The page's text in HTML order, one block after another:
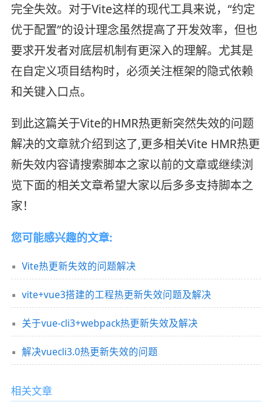
完全失效。对于Vite这样的现代工具来说，“约定
优于配置”的设计理念虽然提高了开发效率，但也
要求开发者对底层机制有更深入的理解。尤其是
在自定义项目结构时，必须关注框架的隐式依赖
和关键入口点。
到此这篇关于Vite的HMR热更新突然失效的问题
解决的文章就介绍到这了,更多相关Vite HMR热更
新失效内容请搜索脚本之家以前的文章或继续浏
览下面的相关文章希望大家以后多多支持脚本之
家！
您可能感兴趣的文章:
Vite热更新失效的问题解决
vite+vue3搭建的工程热更新失效问题及解决
关于vue-cli3+webpack热更新失效及解决
解决vuecli3.0热更新失效的问题
相关文章